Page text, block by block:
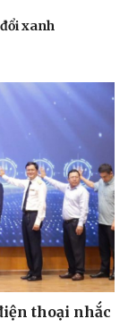
xanh
thoại nhắc